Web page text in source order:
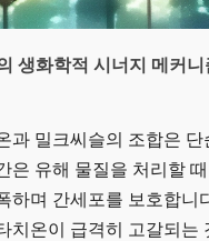
생화학적 시너지 메커니
과 밀크씨슬의 조합은 단
은 유해 물질을 처리할
하며 간세포를 보호합니
온이 급격히 고갈되는